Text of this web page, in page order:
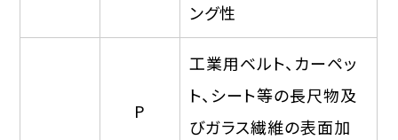
ング性
P
工業用ベルト、カーペッ
ト、シート等の長尺物及
びガラス繊維の表面加